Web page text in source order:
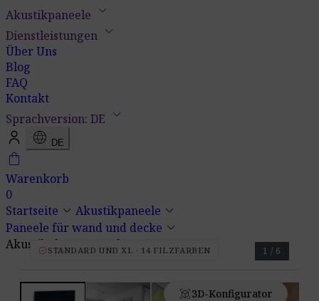
Akustikpaneele keyboard_arrow_down
Dienstleistungen keyboard_arrow_down
Über Uns
Blog
FAQ
Kontakt
Sprachversion: DE keyboard_arrow_down
language DE
shopping_bag
Warenkorb
0
Startseite keyboard_arrow_down Akustikpaneele keyboard_arrow_down
Paneele für wand und decke keyboard_arrow_down
Akustikplatte Pro.Felt E.4 Square
verified STANDARD UND XL · 14 FILZFARBEN
view_in_ar3D-Konfigurator
1 / 6